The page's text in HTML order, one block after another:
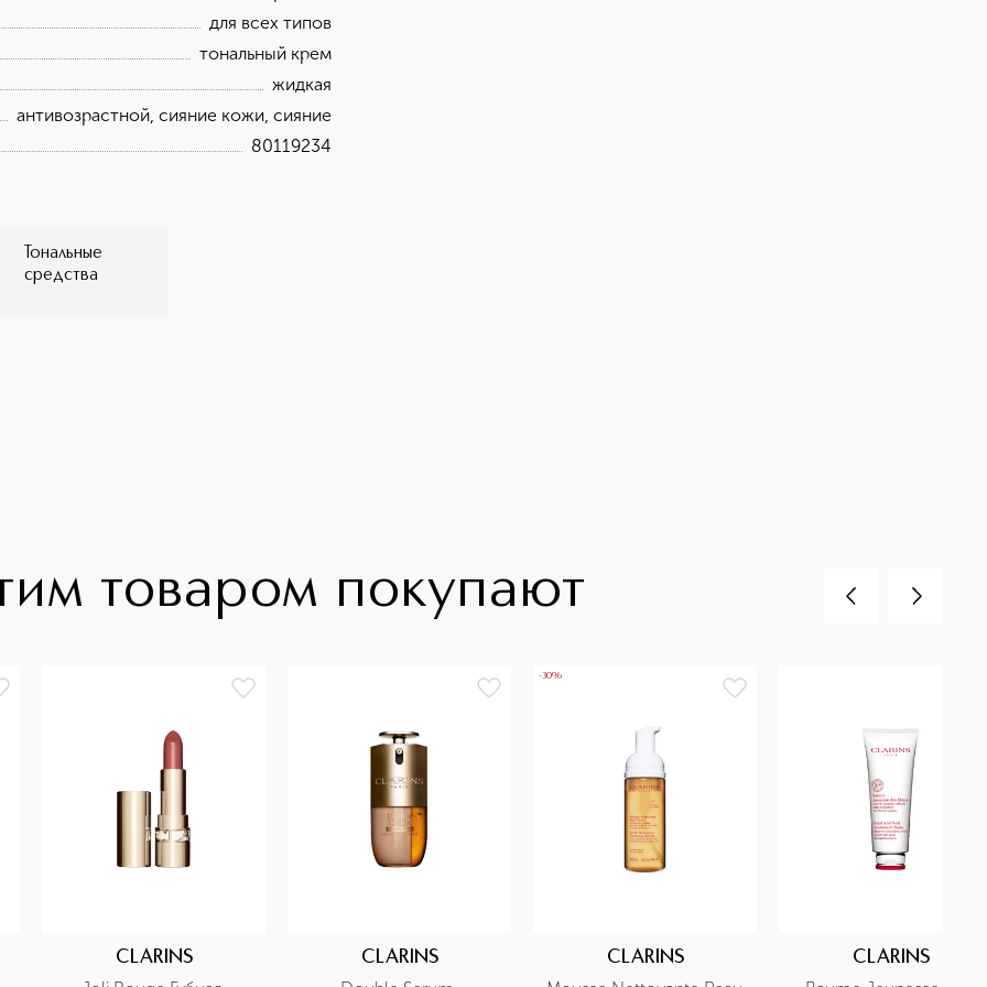
растительных экстрактов
содержит не менее 38%
материалов, подлежащих
для всех типов
тональный крем
жидкая
антивозрастной, сияние кожи, сияние
80119234
Тональные
средства
товаром покупают
CLARINS CLARINS
-30%
CLARINS CLARINS